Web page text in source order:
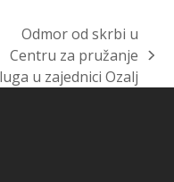
Odmor od skrbi u
Centru za pružanje
u zajednici Ozalj